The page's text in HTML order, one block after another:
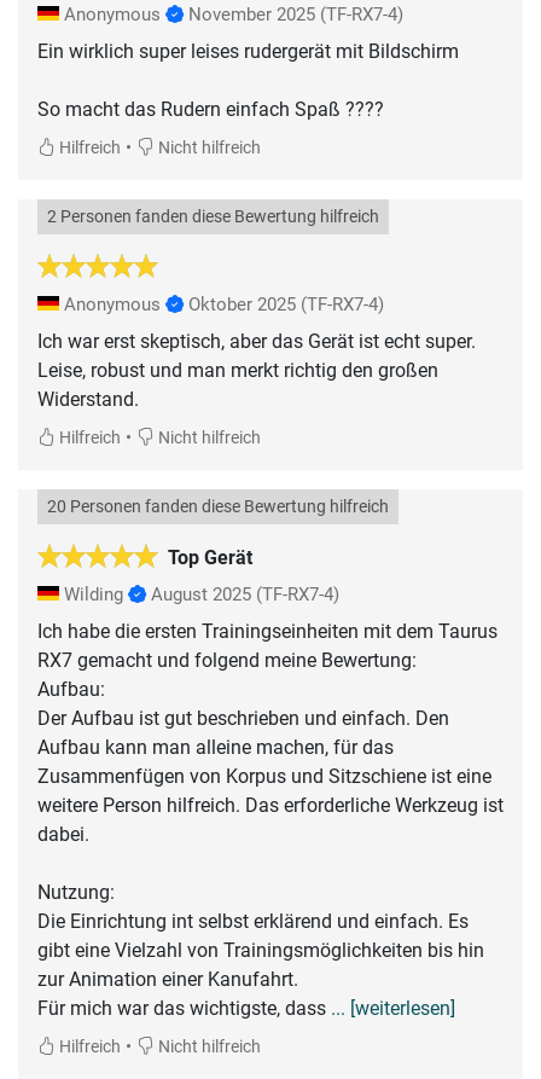
Anonymous November 2025 (TF-RX7-4)
Ein wirklich super leises rudergerät mit Bildschirm
So macht das Rudern einfach Spaß ????
Hilfreich • Nicht hilfreich
2 Personen fanden diese Bewertung hilfreich
Anonymous Oktober 2025 (TF-RX7-4)
Ich war erst skeptisch, aber das Gerät ist echt super.
Leise, robust und man merkt richtig den großen
Widerstand.
Hilfreich • Nicht hilfreich
Top Gerät
20 Personen fanden diese Bewertung hilfreich
Wilding August 2025 (TF-RX7-4)
Ich habe die ersten Trainingseinheiten mit dem Taurus
RX7 gemacht und folgend meine Bewertung:
Aufbau:
Der Aufbau ist gut beschrieben und einfach. Den
Aufbau kann man alleine machen, für das
Zusammenfügen von Korpus und Sitzschiene ist eine
weitere Person hilfreich. Das erforderliche Werkzeug ist
dabei.
Nutzung:
Die Einrichtung int selbst erklärend und einfach. Es
gibt eine Vielzahl von Trainingsmöglichkeiten bis hin
zur Animation einer Kanufahrt.
Für mich war das wichtigste, dass ... [weiterlesen]
Hilfreich • Nicht hilfreich